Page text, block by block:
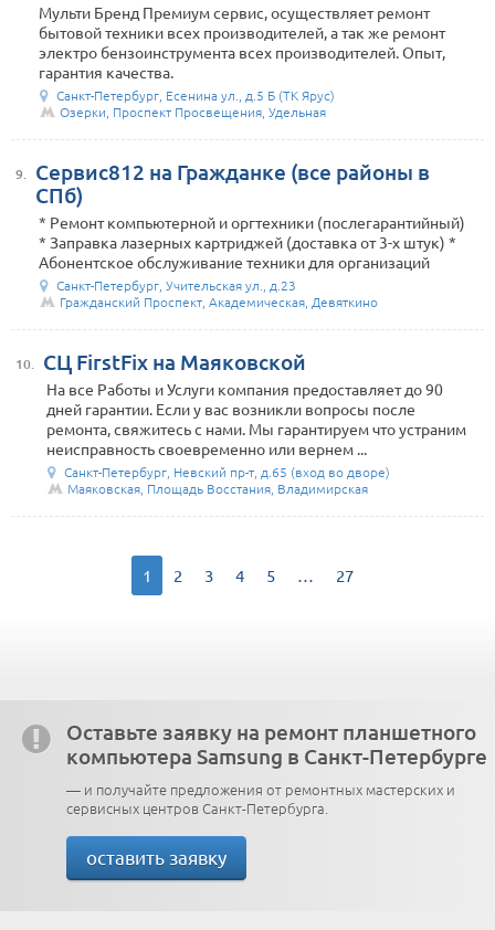
Мульти Бренд Премиум сервис, осуществляет ремонт
бытовой техники всех производителей, а так же ремонт
электро бензоинструмента всех производителей. Опыт,
гарантия качества.
Санкт-Петербург, Есенина ул., д.5 Б (ТК Ярус)
Озерки, Проспект Просвещения, Удельная
9. Сервис812 на Гражданке (все районы в
СПб)
* Ремонт компьютерной и оргтехники (послегарантийный)
* Заправка лазерных картриджей (доставка от 3-х штук) *
Абонентское обслуживание техники для организаций
Санкт-Петербург, Учительская ул., д.23
Гражданский Проспект, Академическая, Девяткино
10. СЦ FirstFix на Маяковской
На все Работы и Услуги компания предоставляет до 90
дней гарантии. Если у вас возникли вопросы после
ремонта, свяжитесь с нами. Мы гарантируем что устраним
неисправность своевременно или вернем ...
Санкт-Петербург, Невский пр-т, д.65 (вход во дворе)
Маяковская, Площадь Восстания, Владимирская
1 2 3 4 5 … 27
Оставьте заявку на ремонт планшетного
компьютера Samsung в Санкт-Петербурге
— и получайте предложения от ремонтных мастерских и
сервисных центров Санкт-Петербурга.
оставить заявку